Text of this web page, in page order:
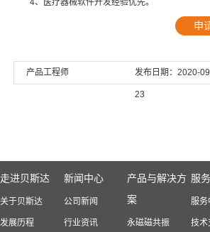
4、医疗器械软件开发经验优先。
申
产品工程师 发布日期：2020-
23
走进贝斯达
关于贝斯达
发展历程
新闻中心
公司新闻
行业资讯
产品与解决方
案
永磁磁共振
服
服务
技术